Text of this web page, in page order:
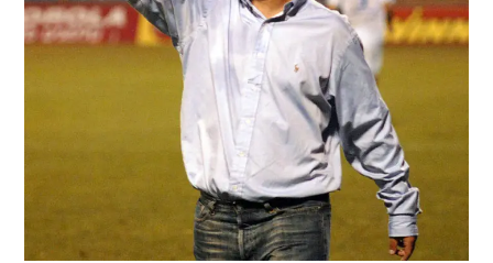
"כשאנו משתחררים אנו דורסניים". דוד / ברני ארדוב